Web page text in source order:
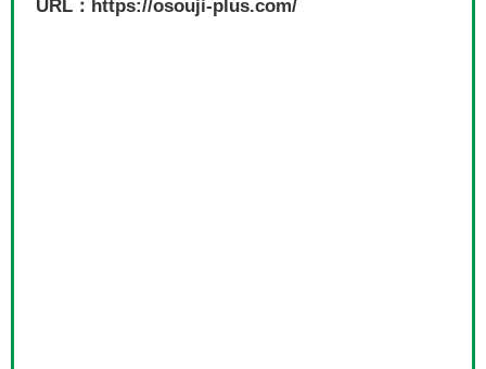
URL：https://osouji-plus.com/